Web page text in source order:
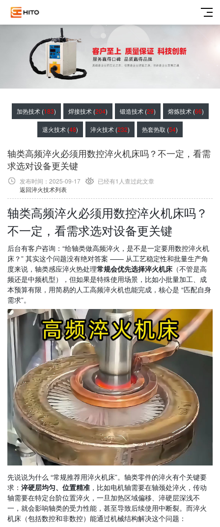
加热技术 (183) 焊接技术 (204) 锻造技术 (29) 熔炼技术 (66)
退火技术 (48) 淬火技术 (232) 热套热取 (54)
轴类高频淬火必须用数控淬火机床吗？不一定，看需
求选对设备更关键
发布时间：2025-09-17 已经有1 人查过此文章
返回淬火技术列表
轴类高频淬火必须用数控淬火机床吗？
不一定，看需求选对设备更关键
后台有客户咨询：“给轴类做高频淬火，是不是一定要用数控淬火机
床？” 其实这个问题没有绝对答案 —— 从工艺稳定性和批量生产角
度来说，轴类感应淬火热处理常规会优先选择淬火机床 （不管是高
频还是中频机型），但如果是特殊使用场景，比如小批量加工、成
本预算有限，用简易的人工高频淬火机也能完成，核心是 “匹配自身
需求”。
先说说为什么 “常规推荐用淬火机床”。轴类零件的淬火有个关键要
求： 淬硬层均匀、位置精准 ，比如电机轴需要在轴颈处淬火，传动
轴需要在特定台阶位置淬火，一旦加热区域偏移、淬硬层深浅不
一，就会影响轴类的受力性能，甚至导致后续使用中断裂。而淬火
机床（包括数控和非数控）能通过机械结构解决这个问题：